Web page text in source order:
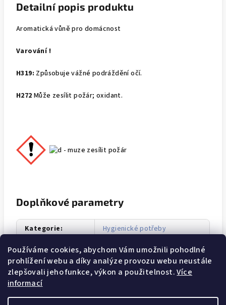
Používáme cookies, abychom Vám umožnili pohodlné
prohlížení webu a díky analýze provozu webu neustále
zlepšovali jeho funkce, výkon a použitelnost.Více
informací
Detailní popis produktu
Aromatická vůně pro domácnost
Varování !
H319: Způsobuje vážné podráždění očí.
H272 Může zesílit požár; oxidant.
Doplňkové parametry
Kategorie:
Hygienické potřeby
Hmotnost:
0.25 kg
EAN: 8008970050454